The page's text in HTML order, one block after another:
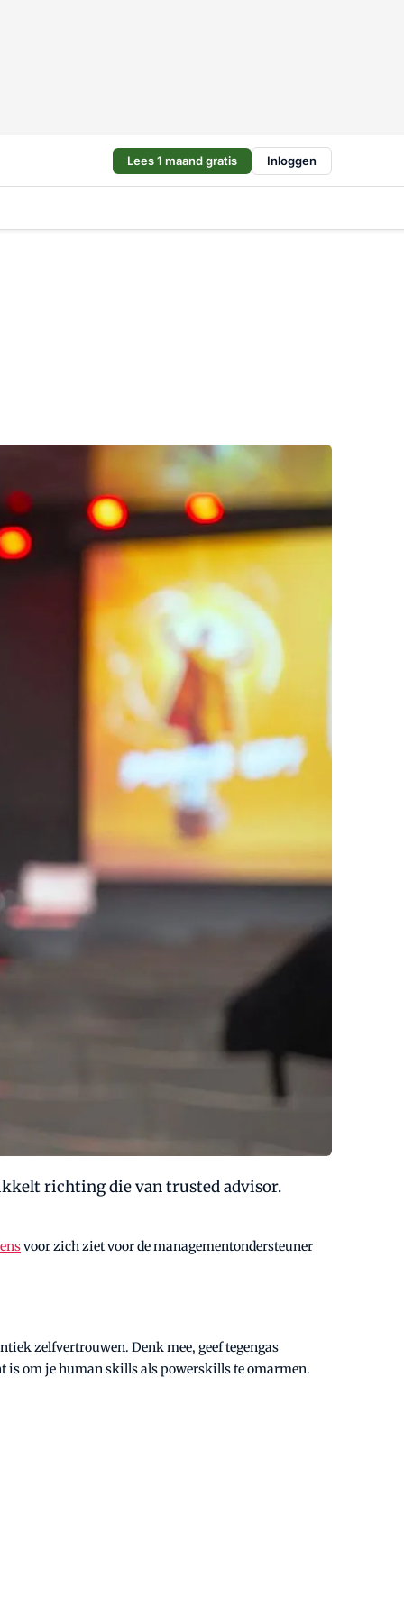
Lees 1 maand gratis Inloggen
richting die van trusted advisor.
voor zich ziet voor de managementondersteuner
zelfvertrouwen. Denk mee, geef tegengas
is om je human skills als powerskills te omarmen.